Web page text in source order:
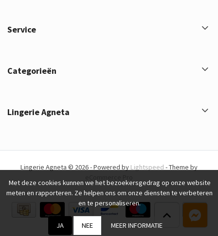
Service
Categorieën
Lingerie Agneta
Lingerie Agneta © 2026 - Powered by Lightspeed - Theme by
Met deze cookies kunnen we het bezoekersgedrag op onze website
meten en rapporteren. Ze helpen ons om onze diensten te verbeteren
en te personaliseren.
JA NEE MEER INFORMATIE